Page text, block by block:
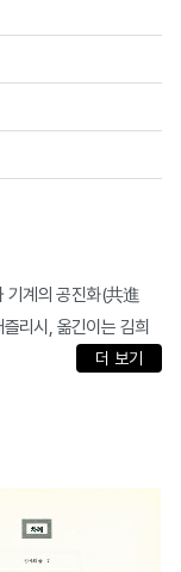
기계의 공진화(共進
리시, 옮긴이는 김희
더 보기